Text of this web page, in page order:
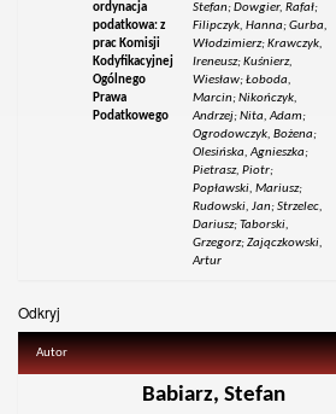
ordynacja
podatkowa: z
prac Komisji
Kodyfikacyjnej
Ogólnego
Prawa
Podatkowego
Stefan; Dowgier, Rafał;
Filipczyk, Hanna; Gurba,
Włodzimierz; Krawczyk,
Ireneusz; Kuśnierz,
Wiesław; Łoboda,
Marcin; Nikończyk,
Andrzej; Nita, Adam;
Ogrodowczyk, Bożena;
Olesińska, Agnieszka;
Pietrasz, Piotr;
Popławski, Mariusz;
Rudowski, Jan; Strzelec,
Dariusz; Taborski,
Grzegorz; Zajączkowski,
Artur
Odkryj
Autor
Babiarz, Stefan